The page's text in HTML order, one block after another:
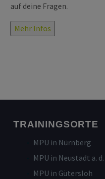
auf deine Fragen.
Mehr Infos
TRAININGSORTE
MPU in Nürnberg
MPU in Neustadt a.
MPU in Gütersloh